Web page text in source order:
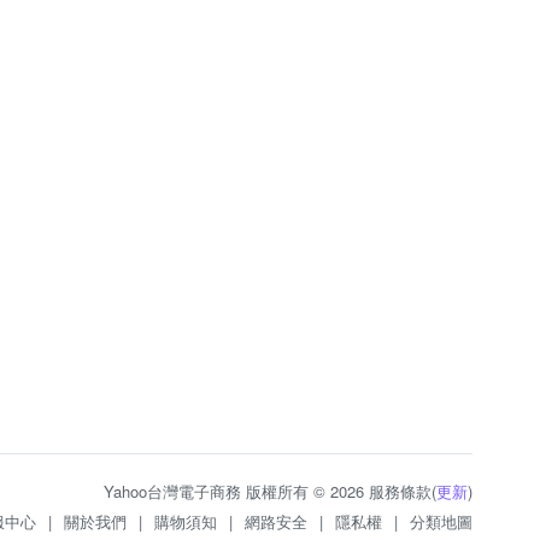
Yahoo台灣電子商務 版權所有 © 2026 服務條款(更新)
中心 | 關於我們 | 購物須知 | 網路安全 | 隱私權 | 分類地圖